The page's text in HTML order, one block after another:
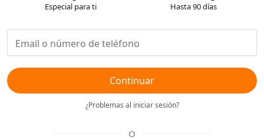
Especial para ti Hasta 90 días
Continuar
¿Problemas al iniciar sesión?
O